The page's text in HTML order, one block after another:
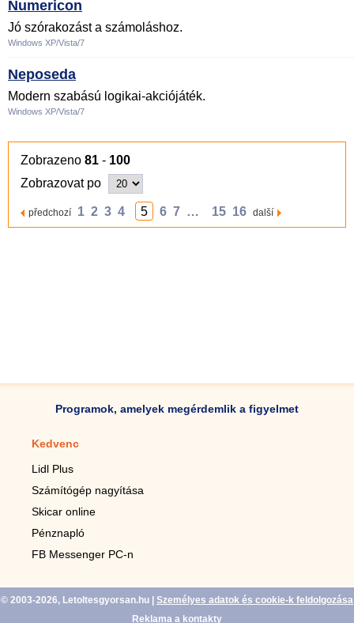
Numericon
Jó szórakozást a számoláshoz.
Windows XP/Vista/7
Neposeda
Modern szabású logikai-akciójáték.
Windows XP/Vista/7
Zobrazeno 81 - 100
Zobrazovat po
předchozí 1 2 3 4 5 6 7 … 15 16 další
Programok, amelyek megérdemlik a figyelmet
Kedvenc
Lidl Plus
Számítógép nagyítása
Skicar online
Pénznapló
FB Messenger PC-n
© 2003-2026, Letoltesgyorsan.hu
Személyes adatok és cookie-k feldolgozása
Reklama a kontakty